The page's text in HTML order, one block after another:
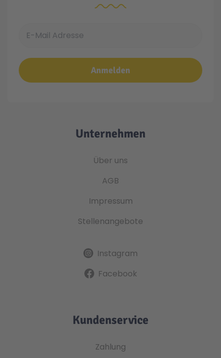
Anmelden
Unternehmen
Über uns
AGB
Impressum
Stellenangebote
Instagram
Facebook
Kundenservice
Zahlung